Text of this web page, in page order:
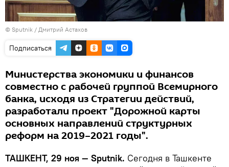
© Sputnik / Дмитрий Астахов
Подписаться
Министерства экономики и финансов
совместно с рабочей группой Всемирного
банка, исходя из Стратегии действий,
разработали проект "Дорожной карты
основных направлений структурных
реформ на 2019–2021 годы".
ТАШКЕНТ, 29 ноя — Sputnik. Сегодня в Ташкенте